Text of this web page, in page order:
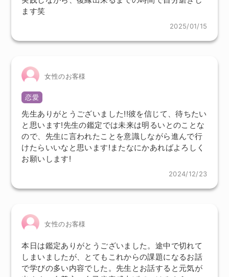
ます笑
2025/01/15
女性のお客様
恋愛
先生ありがとうございました!!彼を信じて、待ちたい
と思います!先生の鑑定では未来は明るいとのことな
ので、先生に言われたことを意識しながら進んで行
けたらいいなと思います!またなにかあればよろしく
お願いします!
2024/12/23
女性のお客様
本日は鑑定ありがとうございました。途中で切れて
しまいましたが、とてもこれからの課題になるお話
で学びの多い内容でした。先生とお話すると元気が